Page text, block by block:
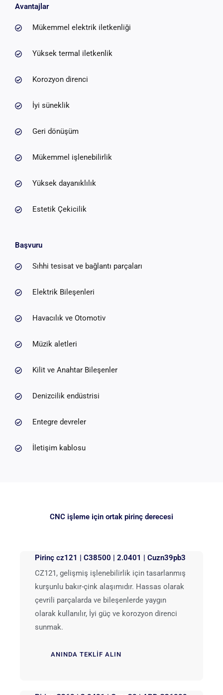
Avantajlar
Mükemmel elektrik iletkenliği
Yüksek termal iletkenlik
Korozyon direnci
İyi süneklik
Geri dönüşüm
Mükemmel işlenebilirlik
Yüksek dayanıklılık
Estetik Çekicilik
Başvuru
Sıhhi tesisat ve bağlantı parçaları
Elektrik Bileşenleri
Havacılık ve Otomotiv
Müzik aletleri
Kilit ve Anahtar Bileşenler
Denizcilik endüstrisi
Entegre devreler
İletişim kablosu
CNC işleme için ortak pirinç derecesi
Pirinç cz121 | C38500 | 2.0401 | Cuzn39pb3
CZ121, gelişmiş işlenebilirlik için tasarlanmış
kurşunlu bakır-çink alaşımıdır. Hassas olarak
çevrili parçalarda ve bileşenlerde yaygın
olarak kullanılır, İyi güç ve korozyon direnci
sunmak.
ANINDA TEKLIF ALIN